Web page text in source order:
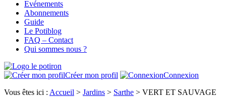
Evénements
Abonnements
Guide
Le Potiblog
FAQ – Contact
Qui sommes nous ?
Créer mon profil
Connexion
Vous êtes ici : Accueil > Jardins > Sarthe > VERT ET SAUVAGE